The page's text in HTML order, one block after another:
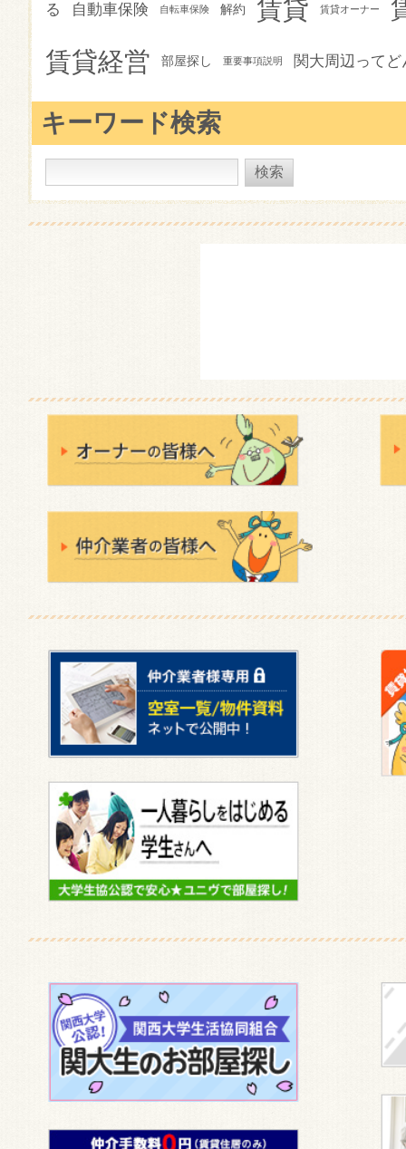
る 自動車保険 自転車保険 解約 賃貸 賃貸オーナー
賃貸経営 部屋探し 重要事項説明 関大周辺って
キーワード検索